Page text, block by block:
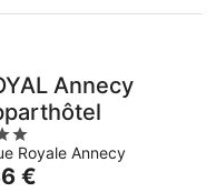
Annecy
Royale Annecy
€